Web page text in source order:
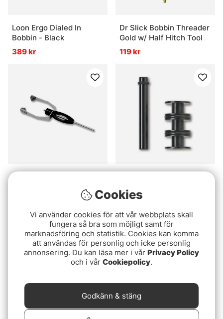
Loon Ergo Dialed In
Bobbin - Black
389 kr
Dr Slick Bobbin Threader
Gold w/ Half Hitch Tool
119 kr
229 kr
Cookies
Vi använder cookies för att vår webbplats skall
fungera så bra som möjligt samt för
marknadsföring och statistik. Cookies kan komma
att användas för personlig och icke personlig
annonsering. Du kan läsa mer i vår Privacy Policy
och i vår Cookiepolicy.
Godkänn & stäng